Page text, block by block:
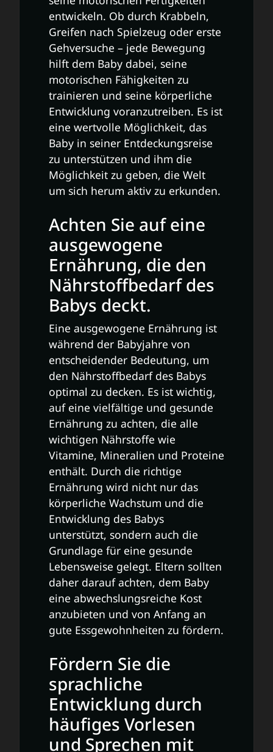
entwickeln. Ob durch Krabbeln,
Greifen nach Spielzeug oder erste
Gehversuche – jede Bewegung
hilft dem Baby dabei, seine
motorischen Fähigkeiten zu
trainieren und seine körperliche
Entwicklung voranzutreiben. Es ist
eine wertvolle Möglichkeit, das
Baby in seiner Entdeckungsreise
zu unterstützen und ihm die
Möglichkeit zu geben, die Welt
um sich herum aktiv zu erkunden.
Achten Sie auf eine
ausgewogene
Ernährung, die den
Nährstoffbedarf des
Babys deckt.
Eine ausgewogene Ernährung ist
während der Babyjahre von
entscheidender Bedeutung, um
den Nährstoffbedarf des Babys
optimal zu decken. Es ist wichtig,
auf eine vielfältige und gesunde
Ernährung zu achten, die alle
wichtigen Nährstoffe wie
Vitamine, Mineralien und Proteine
enthält. Durch die richtige
Ernährung wird nicht nur das
körperliche Wachstum und die
Entwicklung des Babys
unterstützt, sondern auch die
Grundlage für eine gesunde
Lebensweise gelegt. Eltern sollten
daher darauf achten, dem Baby
eine abwechslungsreiche Kost
anzubieten und von Anfang an
gute Essgewohnheiten zu fördern.
Fördern Sie die
sprachliche
Entwicklung durch
häufiges Vorlesen
und Sprechen mit